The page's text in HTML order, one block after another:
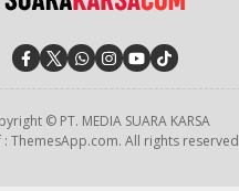
© PT. MEDIA SUARA KARSA
: ThemesApp.com. All rights reserved